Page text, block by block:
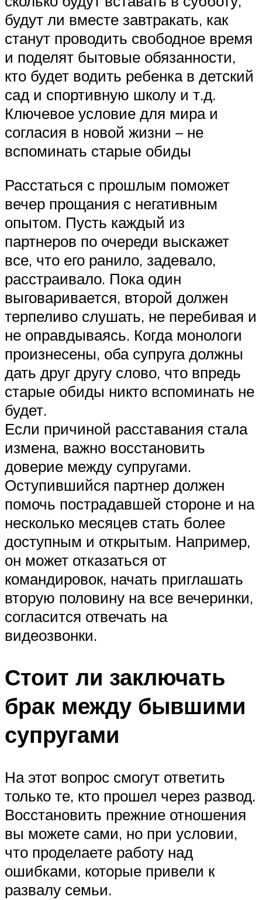
будут ли вместе завтракать, как
станут проводить свободное время
и поделят бытовые обязанности,
кто будет водить ребенка в детский
сад и спортивную школу и т.д.
Ключевое условие для мира и
согласия в новой жизни – не
вспоминать старые обиды
Расстаться с прошлым поможет
вечер прощания с негативным
опытом. Пусть каждый из
партнеров по очереди выскажет
все, что его ранило, задевало,
расстраивало. Пока один
выговаривается, второй должен
терпеливо слушать, не перебивая и
не оправдываясь. Когда монологи
произнесены, оба супруга должны
дать друг другу слово, что впредь
старые обиды никто вспоминать не
будет.
Если причиной расставания стала
измена, важно восстановить
доверие между супругами.
Оступившийся партнер должен
помочь пострадавшей стороне и на
несколько месяцев стать более
доступным и открытым. Например,
он может отказаться от
командировок, начать приглашать
вторую половину на все вечеринки,
согласится отвечать на
видеозвонки.
Стоит ли заключать
брак между бывшими
супругами
На этот вопрос смогут ответить
только те, кто прошел через развод.
Восстановить прежние отношения
вы можете сами, но при условии,
что проделаете работу над
ошибками, которые привели к
развалу семьи.